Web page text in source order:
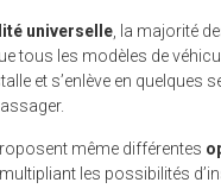
universelle , la majorité
tous les modèles de
et s’enlève en
même différentes
les possibilités